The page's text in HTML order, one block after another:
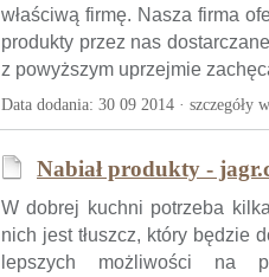
właściwą firmę. Nasza firma
produkty przez nas
z powyższym uprzejmie
Data dodania: 30 09 2014 · szczegóły
Nabiał produkty -
W dobrej kuchni potrzeba
nich jest tłuszcz, który będzie
lepszych możliwości na